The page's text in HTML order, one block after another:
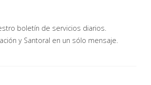
boletín de servicios diarios.
y Santoral en un sólo mensaje.